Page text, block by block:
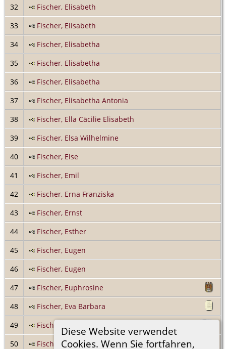
Diese Website verwendet
Cookies. Wenn Sie fortfahren,
32
Fischer, Elisabeth
33
Fischer, Elisabeth
34
Fischer, Elisabetha
35
Fischer, Elisabetha
36
Fischer, Elisabetha
37
Fischer, Elisabetha Antonia
38
Fischer, Ella Cäcilie Elisabeth
39
Fischer, Elsa Wilhelmine
40
Fischer, Else
41
Fischer, Emil
42
Fischer, Erna Franziska
43
Fischer, Ernst
44
Fischer, Esther
45
Fischer, Eugen
46
Fischer, Eugen
47
Fischer, Euphrosine
48
Fischer, Eva Barbara
49
Fischer, Franz Johann Anton
50
Fischer, Franz Joseph